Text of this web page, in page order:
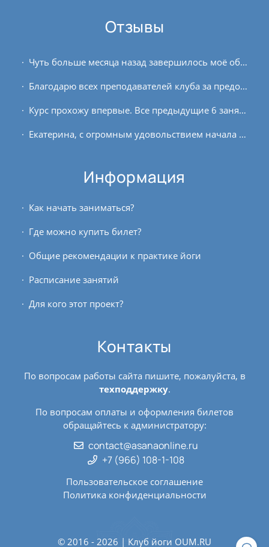
Отзывы
Чуть больше месяца назад завершилось моё обучение на полугодовом онлайн-курсе преподавателей йоги. Это были довольно насыщенные на изменения полгода, как в отношении...
Благодарю всех преподавателей клуба за предоставленную возможность обучения онлайн! Давно слежу за деятельностью клуба и какое-то время занимаюсь йогой самостоятельно. На...
Курс прохожу впервые. Все предыдущие 6 занятий были настоящим страданием для моего ума. Что удивительно – ноги практически не беспокоили, удавалось относительно комфортно...
Екатерина, с огромным удовольствием начала заниматься у Вас. Пока только по видеозаписи получается. У Вас очень приятный голос, занятия всегда разные и...
Информация
Как начать заниматься?
Где можно купить билет?
Общие рекомендации к практике йоги
Расписание занятий
Для кого этот проект?
Контакты
По вопросам работы сайта пишите, пожалуйста, в
техподдержку.
По вопросам оплаты и оформления билетов
обращайтесь к администратору:
contact@asanaonline.ru
+7 (966) 108-1-108
Пользовательское соглашение
Политика конфиденциальности
© 2016 - 2026 | Клуб йоги OUM.RU